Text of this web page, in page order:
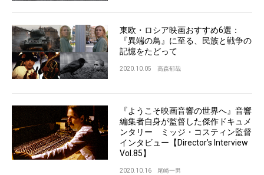
東欧・ロシア映画おすすめ6選：
『異端の鳥』に至る、民族と戦争の
記憶をたどって
2020.10.05 高森郁哉
『ようこそ映画音響の世界へ』音響
編集者自身が監督した傑作ドキュメ
ンタリー ミッジ・コスティン監督
インタビュー【Director’s Interview
Vol.85】
2020.10.16 尾崎一男